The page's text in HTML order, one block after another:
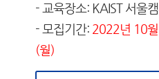
- 교육장소: KAIST 서울
- 모집기간: 2022년 10
(월)